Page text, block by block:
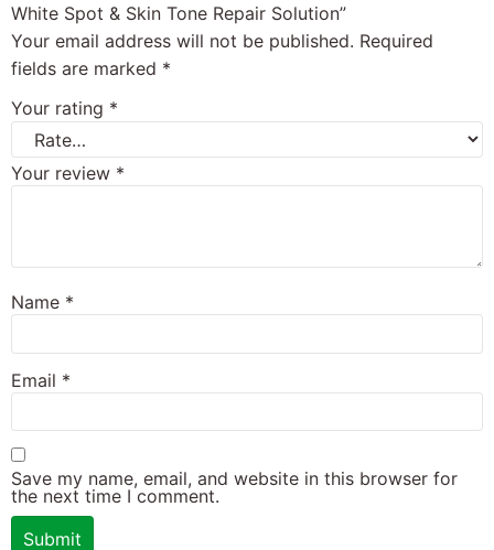
White Spot & Skin Tone Repair Solution”
Your email address will not be published. Required
fields are marked *
Your rating *
Your review *
Name *
Email *
Save my name, email, and website in this browser for
the next time I comment.